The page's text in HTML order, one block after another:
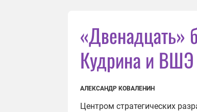
«Двенадцать»
Кудрина и ВШЭ
АЛЕКСАНДР КОВАЛЕНИН
Центром стратегических